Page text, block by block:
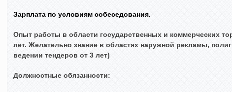
Зарплата по условиям собеседования.
Опыт работы в области государственных и коммерческих
лет. Желательно знание в областях наружной рекламы,
ведении тендеров от 3 лет)
Должностные обязанности: